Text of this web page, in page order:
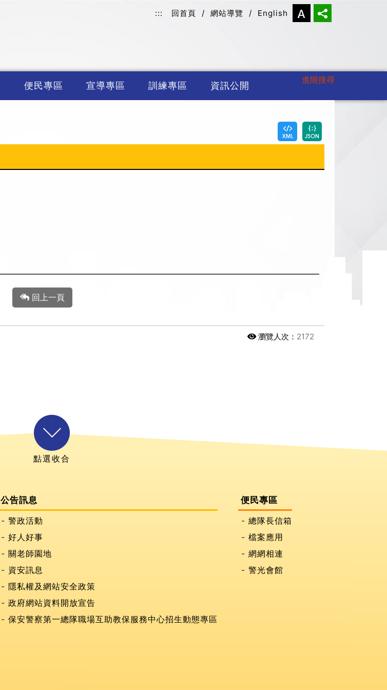
::: 回首頁 / 網站導覽 / English
進階搜尋
便民專區 宣導專區 訓練專區 資訊公開
回上一頁
瀏覽人次： 2172
公告訊息
警政活動
好人好事
關老師園地
資安訊息
隱私權及網站安全政策
政府網站資料開放宣告
保安警察第一總隊職場互助教保服務中心招生動態專區
便民專區
總隊長信箱
檔案應用
網網相連
警光會館